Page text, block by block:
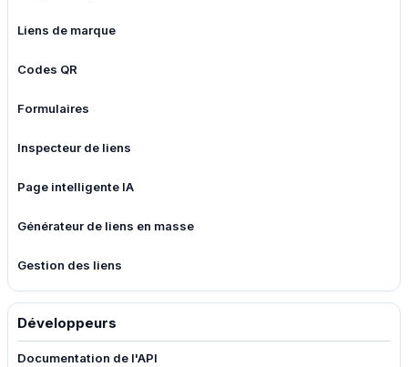
Liens de marque
Codes QR
Formulaires
Inspecteur de liens
Page intelligente IA
Générateur de liens en masse
Gestion des liens
Développeurs
Documentation de l'API